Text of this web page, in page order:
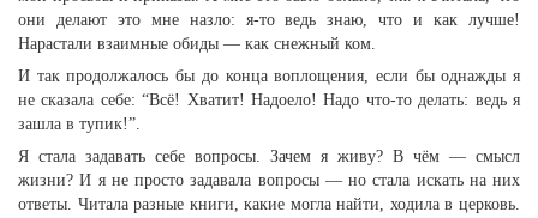
они делают это мне назло: я-то ведь знаю, что и как лучше!
Нарастали взаимные обиды — как снежный ком.
И так продолжалось бы до конца воплощения, если бы однажды я
не сказала себе: “Всё! Хватит! Надоело! Надо что-то делать: ведь я
зашла в тупик!”.
Я стала задавать себе вопросы. Зачем я живу? В чём — смысл
жизни? И я не просто задавала вопросы — но стала искать на них
ответы. Читала разные книги, какие могла найти, ходила в церковь.